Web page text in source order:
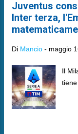
Juventus
Inter terza,
Di Mancio - maggio
Il